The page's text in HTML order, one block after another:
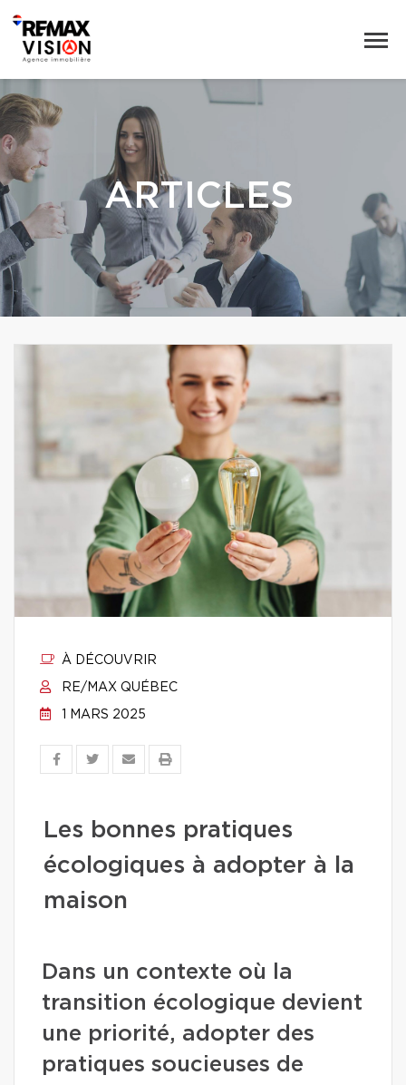
ARTICLES
À DÉCOUVRIR
RE/MAX QUÉBEC
1 MARS 2025
Les bonnes pratiques
écologiques à adopter à la
maison
Dans un contexte où la
transition écologique devient
une priorité, adopter des
pratiques soucieuses de